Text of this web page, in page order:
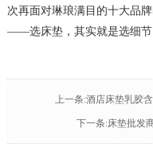
次再面对琳琅满目的十大品
——选床垫，其实就是选细节
上一条:酒店床垫乳胶
下一条:床垫批发